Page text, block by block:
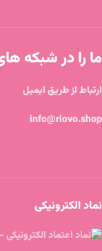
ما را در شبکه
ارتباط از طریق ایمیل
info@riovo.shop
نماد الکترونیکی